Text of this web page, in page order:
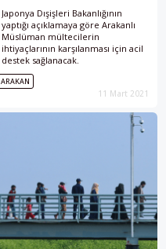
Japonya Dışişleri Bakanlığının
yaptığı açıklamaya göre Arakanlı
Müslüman mültecilerin
ihtiyaçlarının karşılanması için acil
destek sağlanacak.
ARAKAN
11 Mart 2021